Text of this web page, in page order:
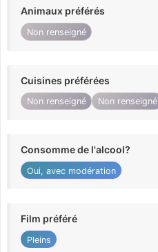
Animaux préférés
Non renseigné
Cuisines préférées
Non renseigné Non renseigné
Consomme de l'alcool?
Oui, avec modération
Film préféré
Pleins